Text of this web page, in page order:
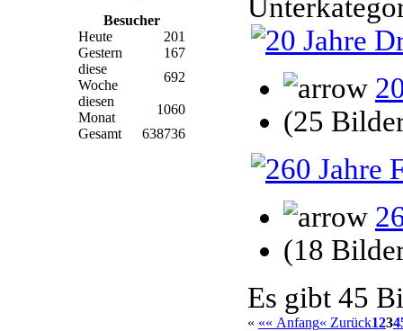
Besucher
Heute
201
Gestern
167
diese
Woche
692
diesen
Monat
1060
Gesamt
638736
(25
(18
Es gibt 45
« «« Anfang« Zurück1234